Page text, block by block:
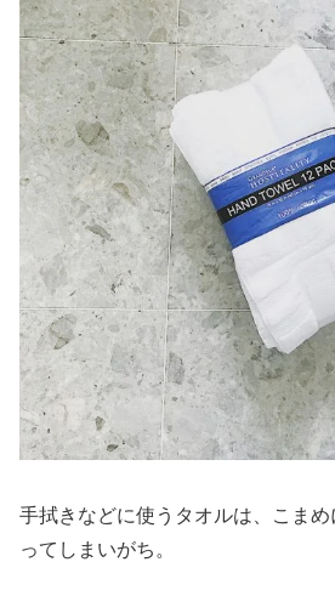
手拭きなどに使うタオルは、こま
ってしまいがち。